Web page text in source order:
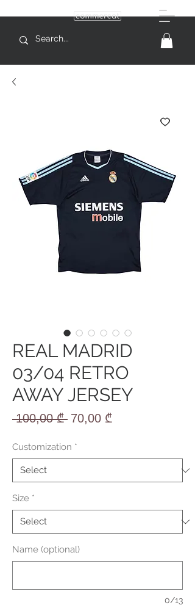
REAL MADRID
03/04 RETRO
AWAY JERSEY
100,00 ₾ Regular
70,00 ₾Sale
Customization *
Size *
Name (optional)
0/13